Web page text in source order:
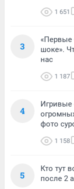
1 651
3
«Первые
шоке».
нас
1 187
4
Игривые
фото
1 158
5
Кто тут
после 2